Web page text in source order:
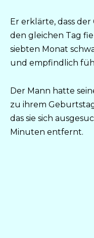
Er erklärte, dass
den gleichen Tag
siebten Monat
und empfindlich
Der Mann hatte
zu ihrem
das sie sich
Minuten entfernt.